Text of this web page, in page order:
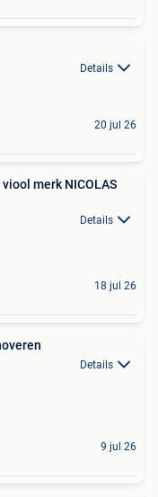
Details
20 jul 26
Details
18 jul 26
Details
9 jul 26